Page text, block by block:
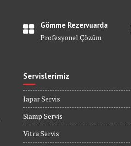
Gömme Rezervuarda
Profesyonel Çözüm
Servislerimiz
Japar Servis
Siamp Servis
Vitra Servis